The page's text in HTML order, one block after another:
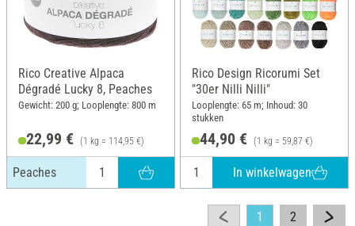
Rico Creative Alpaca
Dégradé Lucky 8, Peaches
Gewicht: 200 g; Looplengte: 800 m
22,99 € (1 kg = 114,95 €)
Peaches
Rico Design Ricorumi Set
"30er Nilli Nilli"
Looplengte: 65 m; Inhoud: 30
stukken
44,90 € (1 kg = 59,87 €)
In winkelwagen
1 2